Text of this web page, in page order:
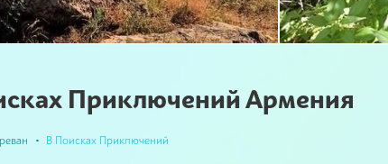
Приключений Армения
В Поисках Приключений